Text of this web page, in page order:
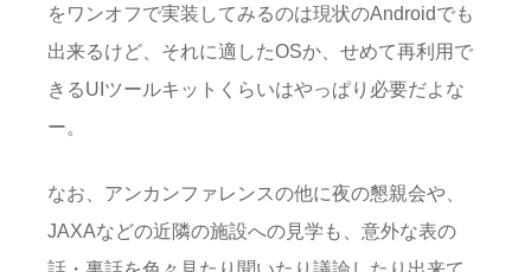
をワンオフで実装してみるのは現状のAndroidでも
出来るけど、それに適したOSか、せめて再利用で
きるUIツールキットくらいはやっぱり必要だよな
ー。
なお、アンカンファレンスの他に夜の懇親会や、
JAXAなどの近隣の施設への見学も、意外な表の